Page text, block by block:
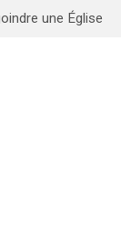
une Église